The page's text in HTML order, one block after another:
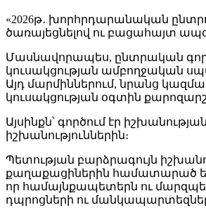
«2026թ․ խորհրդարանական
ծառայեցնելով ու բացահայտ
Մասնավորապես, ընտրական
կուսակցության ամբողջական
Այդ մարմիններում, նրանց
կուսակցության օգտին
Այսինքն՝ գործում էր
իշխանություններին։
Պետության բարձրագույն
քաղաքացիներին համատարած
որ համայնքապետերն ու
դպրոցների ու